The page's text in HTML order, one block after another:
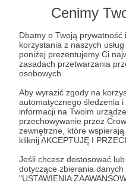
Cenimy
Dbamy o Twoją prywatność
korzystania z naszych
poniżej prezentujemy Ci
zasadach przetwarzania
osobowych.
Aby wyrazić zgody na
automatycznego śledzenia
informacji na Twoim
przechowywanie przez
zewnętrzne, które wspierają
kliknij AKCEPTUJĘ I
Jeśli chcesz dostosować
dotyczące zbierania
"USTAWIENIA
Dołącz do
Wesprzyj działalność